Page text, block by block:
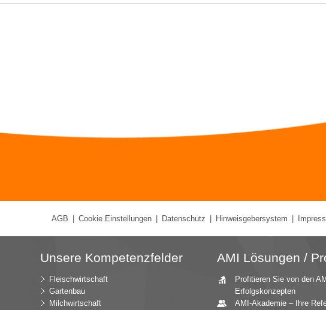
AGB Cookie Einstellungen Datenschutz Hinweisgebersystem
Unsere Kompetenzfelder
Fleischwirtschaft
Gartenbau
Milchwirtschaft
AMI Lösungen /
Profitieren Sie von den
Erfolgskonzepten
AMI-Akademie – Ihre